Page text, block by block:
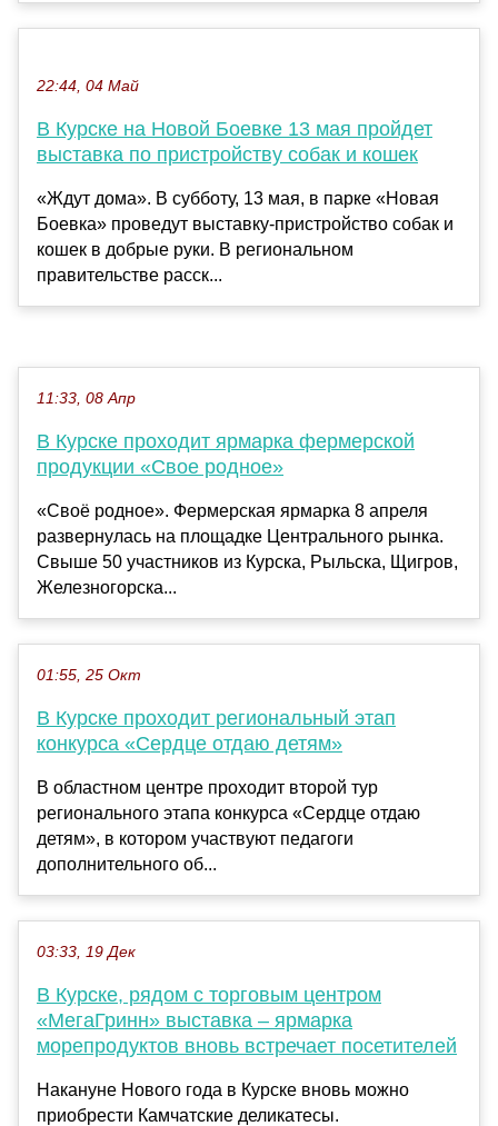
22:44, 04 Май
В Курске на Новой Боевке 13 мая пройдет
выставка по пристройству собак и кошек
«Ждут дома». В субботу, 13 мая, в парке «Новая
Боевка» проведут выставку-пристройство собак и
кошек в добрые руки. В региональном
правительстве расск...
11:33, 08 Апр
В Курске проходит ярмарка фермерской
продукции «Свое родное»
«Своё родное». Фермерская ярмарка 8 апреля
развернулась на площадке Центрального рынка.
Свыше 50 участников из Курска, Рыльска, Щигров,
Железногорска...
01:55, 25 Окт
В Курске проходит региональный этап
конкурса «Сердце отдаю детям»
В областном центре проходит второй тур
регионального этапа конкурса «Сердце отдаю
детям», в котором участвуют педагоги
дополнительного об...
03:33, 19 Дек
В Курске, рядом с торговым центром
«МегаГринн» выставка – ярмарка
морепродуктов вновь встречает посетителей
Накануне Нового года в Курске вновь можно
приобрести Камчатские деликатесы.